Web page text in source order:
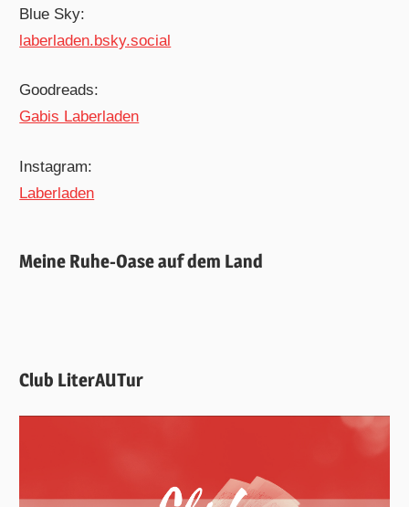
Blue Sky:
laberladen.bsky.social
Goodreads:
Gabis Laberladen
Instagram:
Laberladen
Meine Ruhe-Oase auf dem Land
Club LiterAUTur